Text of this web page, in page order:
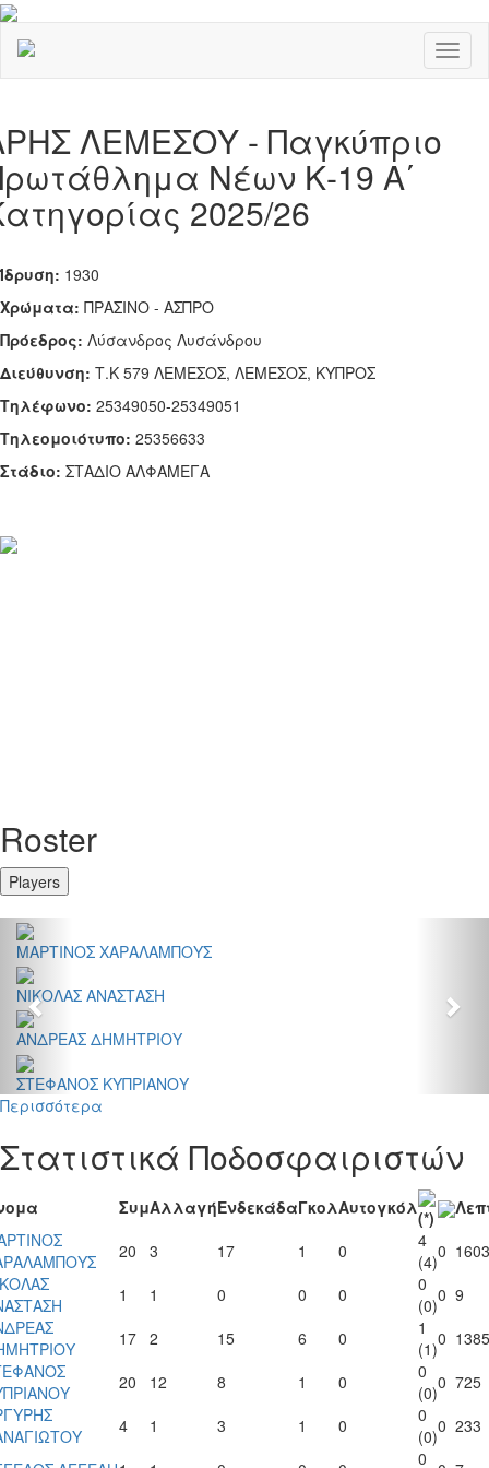
ΛΕΜΕΣΟΥ - Παγκύπριο
Νέων Κ-19 Α΄
2025/26
Ίδρυση: 1930
Χρώματα: ΠΡΑΣΙΝΟ - ΑΣΠΡΟ
Πρόεδρος: Λύσανδρος Λυσάνδρου
Διεύθυνση: Τ.Κ 579 ΛΕΜΕΣΟΣ, ΛΕΜΕΣΟΣ, ΚΥΠΡΟΣ
Τηλέφωνο: 25349050-25349051
Tηλεομοιότυπο: 25356633
Στάδιο: ΣΤΑΔΙΟ ΑΛΦΑΜΕΓΑ
Roster
Players
ΜΑΡΤΙΝΟΣ ΧΑΡΑΛΑΜΠΟΥΣ
ΝΙΚΟΛΑΣ ΑΝΑΣΤΑΣΗ
ΑΝΔΡΕΑΣ ΔΗΜΗΤΡΙΟΥ
ΣΤΕΦΑΝΟΣ ΚΥΠΡΙΑΝΟΥ
Περισσότερα
Στατιστικά Ποδοσφαιριστών
ΣυμΑλλαγήΕνδεκάδαΓκολΑυτογκόλ
(*)
20 3 17 1 0
4
(4)0 1603
1 1 0 0 0
0
(0)0 9
17 2 15 6 0
1
(1)0 1385
20 12 8 1 0
0
(0)0 725
4 1 3 1 0
0
(0)0 233
0